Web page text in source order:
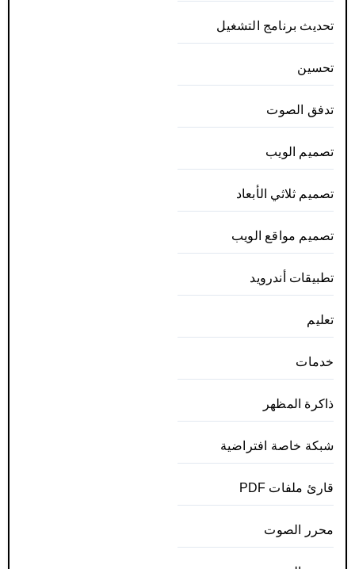
تحديث برنامج التشغيل
تحسين
تدفق الصوت
تصميم الويب
تصميم ثلاثي الأبعاد
تصميم مواقع الويب
تطبيقات أندرويد
تعليم
خدمات
ذاكرة المظهر
شبكة خاصة افتراضية
قارئ ملفات PDF
محرر الصوت